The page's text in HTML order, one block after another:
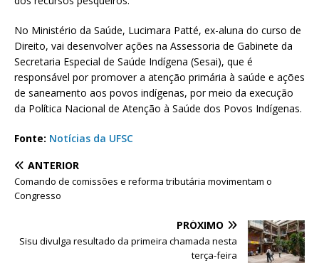
No Ministério da Saúde, Lucimara Patté, ex-aluna do curso de
Direito, vai desenvolver ações na Assessoria de Gabinete da
Secretaria Especial de Saúde Indígena (Sesai), que é
responsável por promover a atenção primária à saúde e ações
de saneamento aos povos indígenas, por meio da execução
da Política Nacional de Atenção à Saúde dos Povos Indígenas.
Fonte: Notícias da UFSC
ANTERIOR
Comando de comissões e reforma tributária movimentam o
Congresso
PRÓXIMO
Sisu divulga resultado da primeira chamada nesta
terça-feira